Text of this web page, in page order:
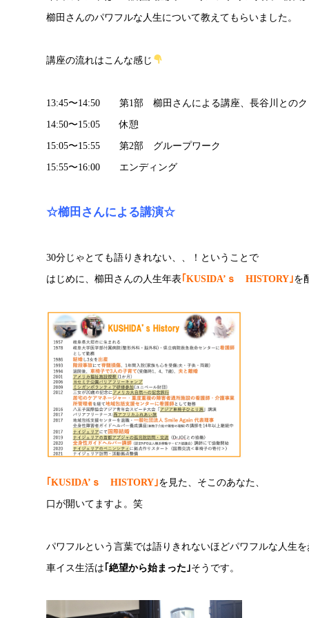
櫛田さんのパワフルな人生について教えてもらいました。
講座の流れはこんな感じ
13:45〜14:50 第1部 櫛田さんによる講座、長谷川とのク
14:50〜15:05 休憩
15:05〜15:55 第2部 グループワーク
15:55〜16:00 エンディング
☆櫛田さんによる講演☆
30分じゃとても語りきれない、、！ということで
はじめに、櫛田さんの人生年表 ｢KUSIDA’ｓ HISTORY｣を
｢KUSIDA’ｓ HISTORY｣を見た、そこのあなた、
口が開いてますよ。笑
パワフルという言葉では語りきれないほどパワフルな人生を
車イス生活は ｢絶望から始まった｣そうです。